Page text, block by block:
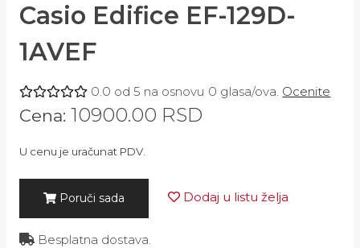
Casio Edifice EF-129D-
1AVEF
0.0 od5 na osnovu 0 glasa/ova. Ocenite
Cena: 10900.00 RSD
U cenu je uračunat PDV.
Poruči sada Dodaj u listu želja
Besplatna dostava.